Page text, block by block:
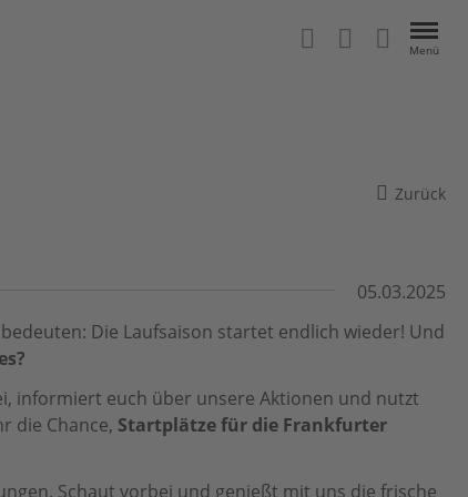
Menü
Zurück
05.03.2025
Die Laufsaison startet endlich wieder! Und
informiert euch über unsere Aktionen und nutzt
die Chance, Startplätze für die Frankfurter
Schaut vorbei und genießt mit uns die frische